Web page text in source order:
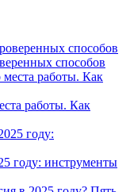
способов
работы. Как
году: инструменты